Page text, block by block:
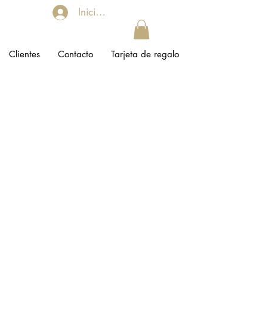
Iniciar sesión
Clientes Contacto Tarjeta de regalo